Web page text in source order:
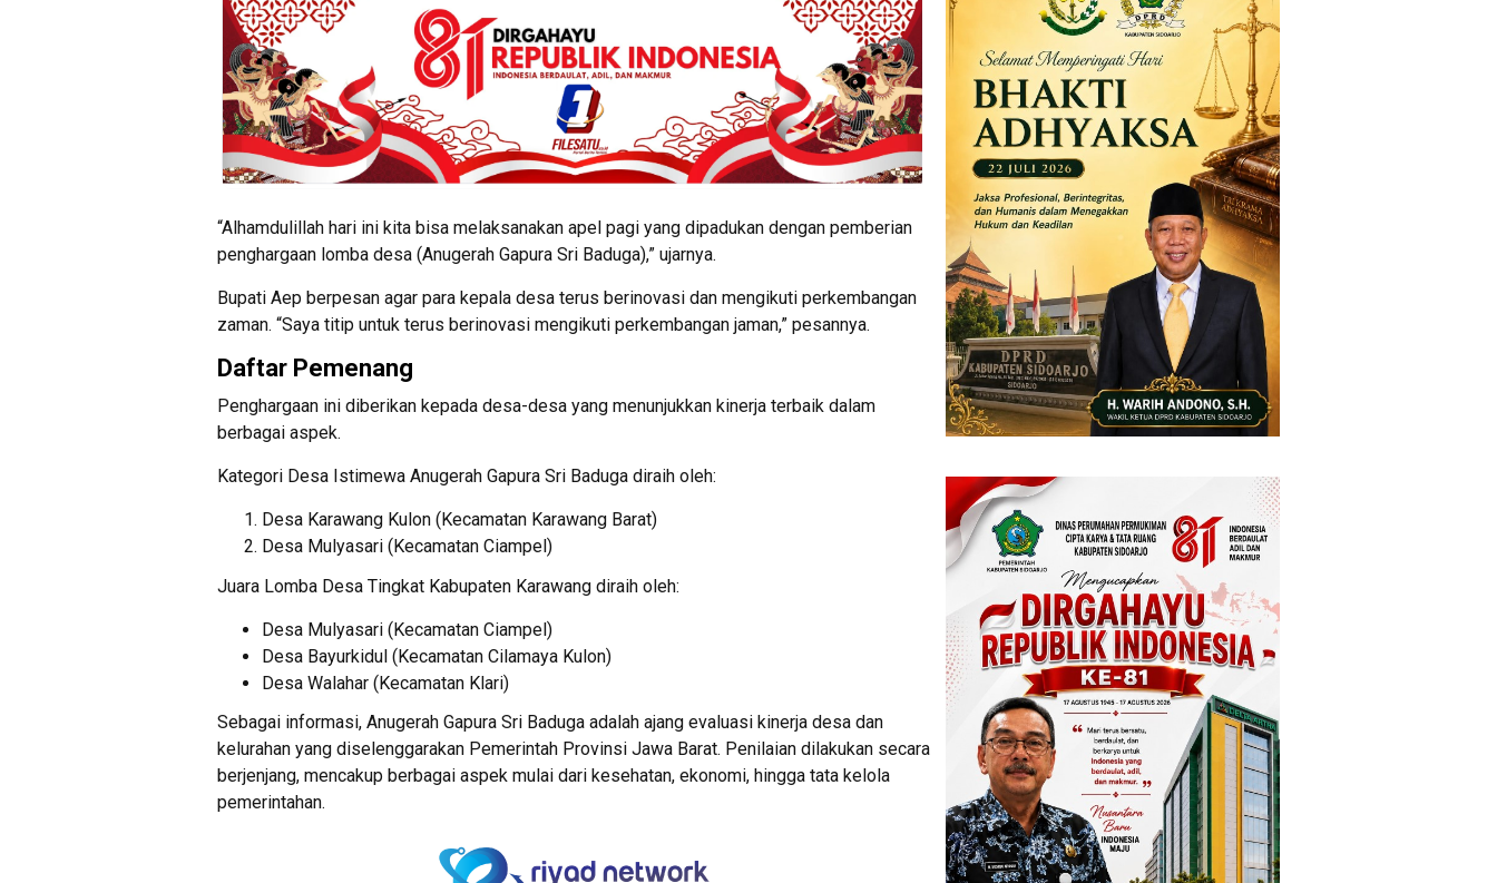
“Alhamdulillah hari ini kita bisa melaksanakan apel pagi yang dipadukan dengan pemberian
penghargaan lomba desa (Anugerah Gapura Sri Baduga),” ujarnya.
Bupati Aep berpesan agar para kepala desa terus berinovasi dan mengikuti perkembangan
zaman. “Saya titip untuk terus berinovasi mengikuti perkembangan jaman,” pesannya.
Daftar Pemenang
Penghargaan ini diberikan kepada desa-desa yang menunjukkan kinerja terbaik dalam
berbagai aspek.
Kategori Desa Istimewa Anugerah Gapura Sri Baduga diraih oleh:
Desa Karawang Kulon (Kecamatan Karawang Barat)
Desa Mulyasari (Kecamatan Ciampel)
Juara Lomba Desa Tingkat Kabupaten Karawang diraih oleh:
Desa Mulyasari (Kecamatan Ciampel)
Desa Bayurkidul (Kecamatan Cilamaya Kulon)
Desa Walahar (Kecamatan Klari)
Sebagai informasi, Anugerah Gapura Sri Baduga adalah ajang evaluasi kinerja desa dan
kelurahan yang diselenggarakan Pemerintah Provinsi Jawa Barat. Penilaian dilakukan secara
berjenjang, mencakup berbagai aspek mulai dari kesehatan, ekonomi, hingga tata kelola
pemerintahan.